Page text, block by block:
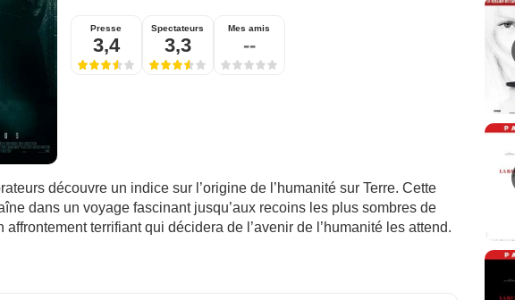
Presse
3,4
Spectateurs
3,3
Mes amis
--
découvre un indice sur l’origine de l’humanité sur Terre. Cette
dans un voyage fascinant jusqu’aux recoins les plus sombres de
affrontement terrifiant qui décidera de l’avenir de l’humanité les attend.